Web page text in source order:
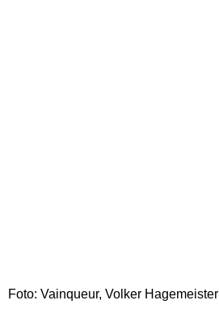
Foto: Vainqueur, Volker Hagemeister